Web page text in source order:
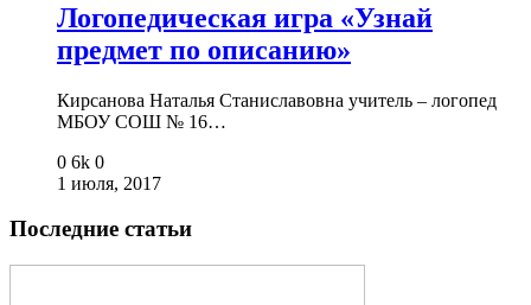
Логопедическая игра «Узнай
предмет по описанию»
Кирсанова Наталья Станиславовна учитель – логопед
МБОУ СОШ № 16…
0 6k 0
1 июля, 2017
Последние статьи